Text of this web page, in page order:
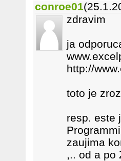
conroe01
zdravim
ja
http://
toto je
resp. este
zaujima
,.. od a po